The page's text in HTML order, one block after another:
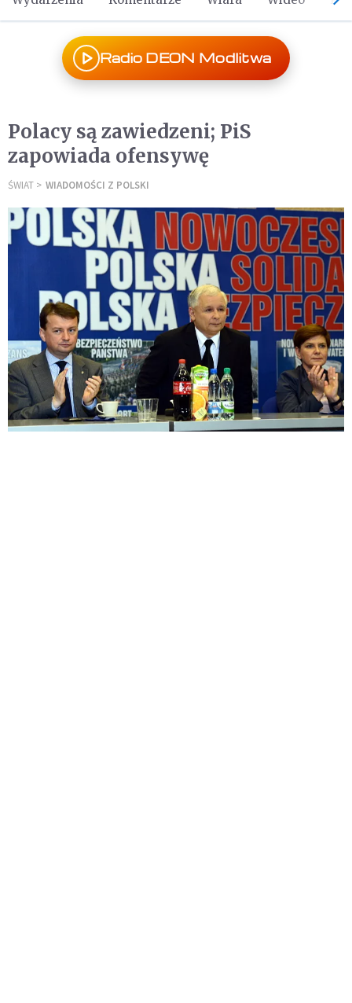
Radio DEON Modlitwa
Polacy są zawiedzeni; PiS
zapowiada ofensywę
ŚWIAT WIADOMOŚCI Z POLSKI